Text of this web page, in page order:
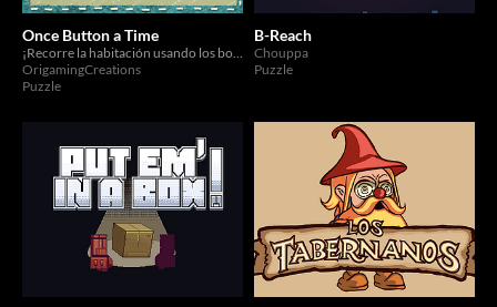
Once Button a Time
OrigamingCreations
Puzzle
B-Reach
Chouppa
Puzzle